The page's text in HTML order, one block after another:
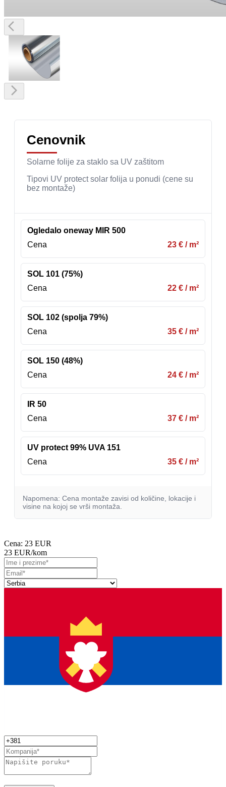
Cenovnik
Solarne folije za staklo sa UV zaštitom
Tipovi UV protect solar folija u ponudi (cene su
bez montaže)
Ogledalo oneway MIR 500
Cena
23 € / m²
SOL 101 (75%)
Cena
22 € / m²
SOL 102 (spolja 79%)
Cena
35 € / m²
SOL 150 (48%)
Cena
24 € / m²
IR 50
Cena
37 € / m²
UV protect 99% UVA 151
Cena
35 € / m²
Napomena: Cena montaže zavisi od količine, lokacije i
visine na kojoj se vrši montaža.
Cena: 23 EUR
23 EUR/kom